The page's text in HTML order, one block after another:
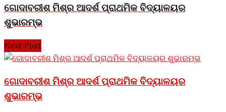
ଗୋଦାବରୀଶ ମିଶ୍ର ଆଦର୍ଶ ପ୍ରାଥମିକ ବିଦ୍ୟାଳୟର
ଶୁଭାରମ୍ଭ
Next Post
ଗୋଦାବରୀଶ ମିଶ୍ର ଆଦର୍ଶ ପ୍ରାଥମିକ ବିଦ୍ୟାଳୟର
ଶୁଭାରମ୍ଭ